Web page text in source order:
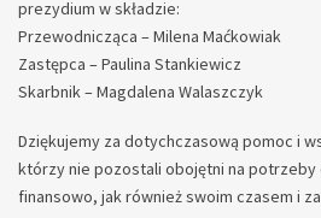
prezydium w składzie:
Przewodnicząca – Milena Maćkowiak
Zastępca – Paulina Stankiewicz
Skarbnik – Magdalena Walaszczyk
Dziękujemy za dotychczasową pomoc i
którzy nie pozostali obojętni na potrzeby
finansowo, jak również swoim czasem i